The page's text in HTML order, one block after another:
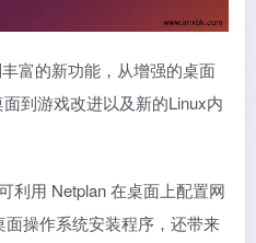
富的新功能，从增强的桌面
到游戏改进以及新的Linux内
利用 Netplan 在桌面上配置网
操作系统安装程序，还带来